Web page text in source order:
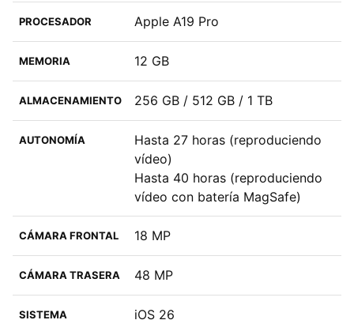
PROCESADOR Apple A19 Pro
MEMORIA 12 GB
ALMACENAMIENTO 256 GB / 512 GB / 1 TB
AUTONOMÍA
Hasta 27 horas (reproduciendo
vídeo)
Hasta 40 horas (reproduciendo
vídeo con batería MagSafe)
CÁMARA FRONTAL 18 MP
CÁMARA TRASERA 48 MP
SISTEMA iOS 26